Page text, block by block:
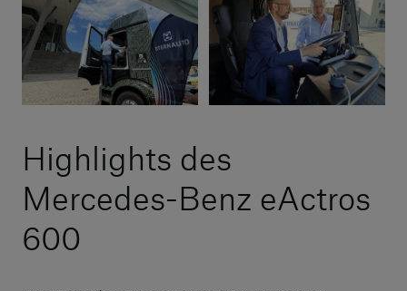
Highlights des
Mercedes-Benz eActros
600